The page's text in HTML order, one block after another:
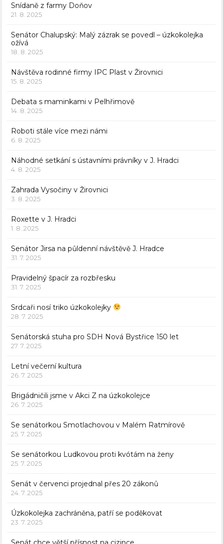
Snídaně z farmy Doňov
21. 8. 2025
Senátor Chalupský: Malý zázrak se povedl – úzkokolejka
ožívá
18. 8. 2025
Návštěva rodinné firmy IPC Plast v Žirovnici
15. 8. 2025
Debata s maminkami v Pelhřimově
14. 8. 2025
Roboti stále více mezi námi
6. 8. 2025
Náhodné setkání s ústavními právníky v J. Hradci
4. 8. 2025
Zahrada Vysočiny v Žirovnici
3. 8. 2025
Roxette v J. Hradci
1. 8. 2025
Senátor Jirsa na půldenní návštěvě J. Hradce
31. 7. 2025
Pravidelný špacír za rozbřesku
31. 7. 2025
Srdcaři nosí triko úzkokolejky
28. 7. 2025
Senátorská stuha pro SDH Nová Bystřice 150 let
27. 7. 2025
Letní večerní kultura
26. 7. 2025
Brigádničili jsme v Akci Z na úzkokolejce
26. 7. 2025
Se senátorkou Smotlachovou v Malém Ratmírově
25. 7. 2025
Se senátorkou Ludkovou proti kvótám na ženy
25. 7. 2025
Senát v červenci projednal přes 20 zákonů
24. 7. 2025
Úzkokolejka zachráněna, patří se poděkovat
23. 7. 2025